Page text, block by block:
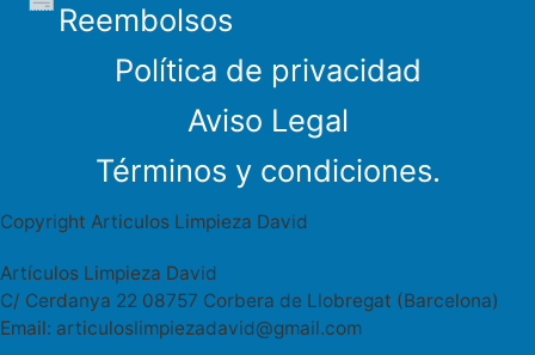
Reembolsos
Política de privacidad
Aviso Legal
Términos y condiciones.
Copyright Articulos Limpieza David
Artículos Limpieza David
C/ Cerdanya 22 08757 Corbera de Llobregat (Barcelona)
Email: articuloslimpiezadavid@gmail.com